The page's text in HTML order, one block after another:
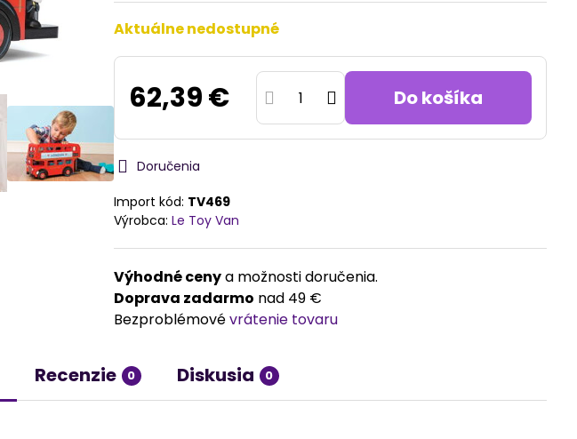
Aktuálne nedostupné
62,39 € Do košíka
Doručenia
Import kód: TV469
Výrobca:Le Toy Van
Výhodné cenya možnosti doručenia.
Doprava zadarmo nad 49 €
Bezproblémovévrátenie tovaru
Recenzie 0 Diskusia 0